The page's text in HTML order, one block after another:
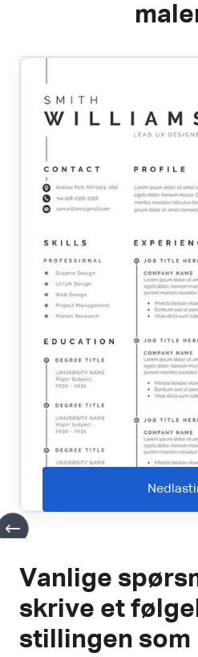
Vanlige
skrive et
stillingen som